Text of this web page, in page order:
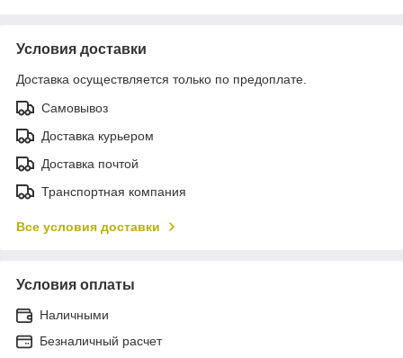
Условия доставки
Доставка осуществляется только по предоплате.
Самовывоз
Доставка курьером
Доставка почтой
Транспортная компания
Все условия доставки
Условия оплаты
Наличными
Безналичный расчет